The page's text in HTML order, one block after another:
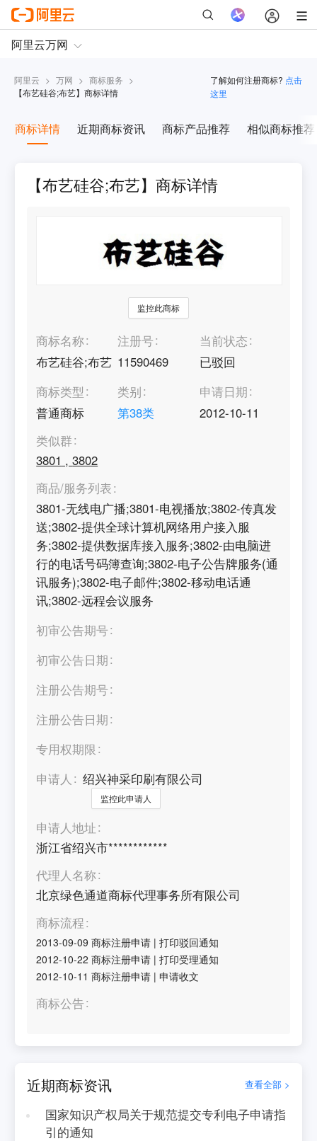
阿里云 > 万网 > 商标服务 >
【布艺硅谷;布艺】商标详情
了解如何注册商标? 点击
这里
商标详情 近期商标资讯 商标产品推荐 相似商标推荐
【布艺硅谷;布艺】商标详情
监控此商标
商标名称
布艺硅谷;布艺
注册号
11590469
当前状态
已驳回
商标类型
普通商标
类别
第38类
申请日期
2012-10-11
类似群
3801 ,3802
商品/服务列表
3801-无线电广播;3801-电视播放;3802-传真发
送;3802-提供全球计算机网络用户接入服
务;3802-提供数据库接入服务;3802-由电脑进
行的电话号码簿查询;3802-电子公告牌服务(通
讯服务);3802-电子邮件;3802-移动电话通
讯;3802-远程会议服务
初审公告期号
初审公告日期
注册公告期号
注册公告日期
专用权期限
申请人
绍兴神采印刷有限公司
监控此申请人
申请人地址
浙江省绍兴市************
代理人名称
北京绿色通道商标代理事务所有限公司
商标流程
2013-09-09 商标注册申请 |打印驳回通知
2012-10-22 商标注册申请 |打印受理通知
2012-10-11 商标注册申请 |申请收文
商标公告
近期商标资讯 查看全部 >
国家知识产权局关于规范提交专利电子申请指
引的通知